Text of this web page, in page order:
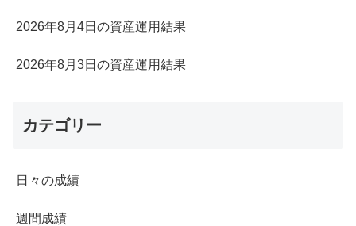
2026年8月4日の資産運用結果
2026年8月3日の資産運用結果
カテゴリー
日々の成績
週間成績